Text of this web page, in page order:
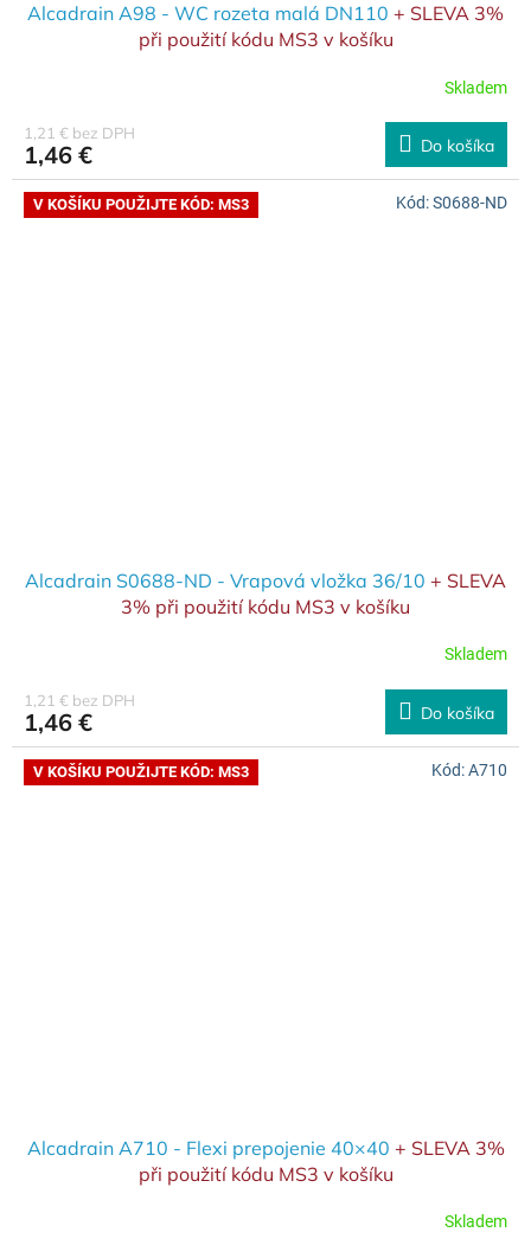
Alcadrain A98 - WC rozeta malá DN110 + SLEVA 3%
při použití kódu MS3 v košíku
Skladem
1,21 € bez DPH
1,46 € Do košíka
V KOŠÍKU POUŽIJTE KÓD: MS3
Alcadrain S0688-ND - Vrapová vložka 36/10 + SLEVA
3% při použití kódu MS3 v košíku
Skladem
1,21 € bez DPH
1,46 € Do košíka
Kód:S0688-ND
V KOŠÍKU POUŽIJTE KÓD: MS3
Alcadrain A710 - Flexi prepojenie 40×40 + SLEVA 3%
při použití kódu MS3 v košíku
Skladem
Kód:A710